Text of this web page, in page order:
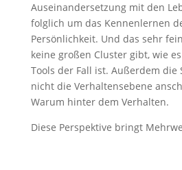
Auseinandersetzung mit den
folglich um das Kennenlernen
Persönlichkeit. Und das sehr
keine großen Cluster gibt, wie
Tools der Fall ist. Außerdem die
nicht die Verhaltensebene
Warum hinter dem Verhalten.
Diese Perspektive bringt